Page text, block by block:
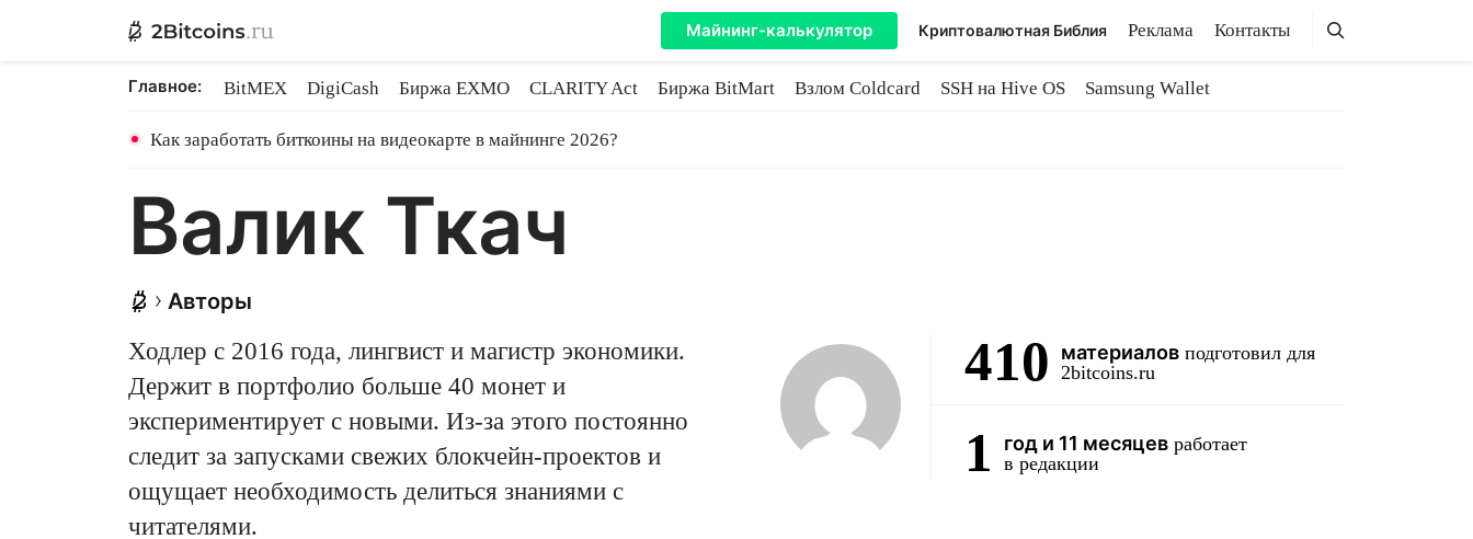
Майнинг-калькулятор Криптовалютная Библия Реклама Контакты Поиск
Поиск
Главное: BitMEX DigiCash Биржа EXMO CLARITY Act Биржа BitMart Взлом Coldcard SSH на Hive OS
Samsung Wallet
Как заработать биткоины на видеокарте в майнинге 2026?
Валик Ткач
Авторы
Ходлер с 2016 года, лингвист и магистр экономики.
Держит в портфолио больше 40 монет и
экспериментирует с новыми. Из-за этого постоянно
следит за запусками свежих блокчейн-проектов и
ощущает необходимость делиться знаниями с
читателями.
410 материалов подготовил для
2bitcoins.ru
1 год и 11 месяцев работает
в редакции